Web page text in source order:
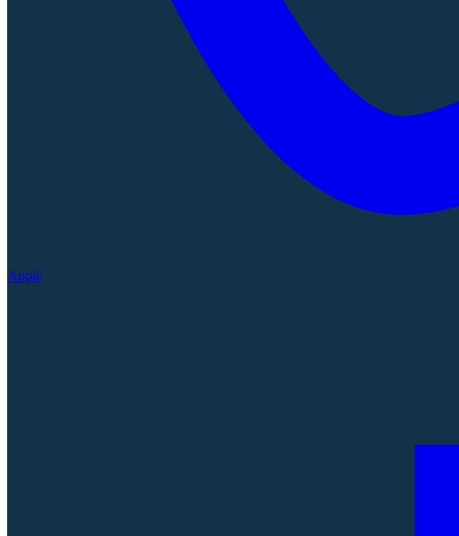
Apple